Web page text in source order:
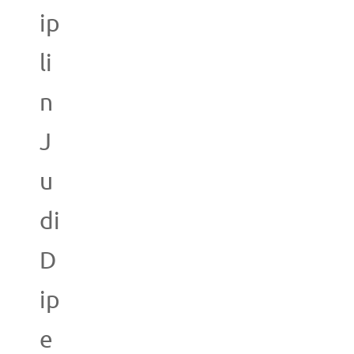
ip
li
n
J
u
di
D
ip
e